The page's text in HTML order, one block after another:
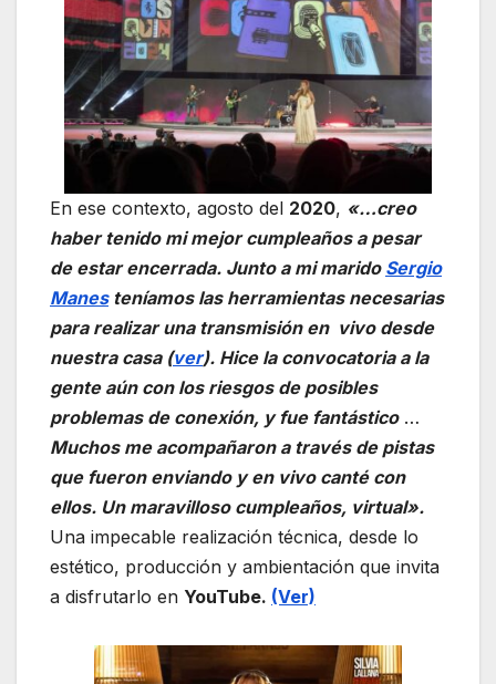
En ese contexto, agosto del 2020, «…creo
haber tenido mi mejor cumpleaños a pesar
de estar encerrada. Junto a mi marido Sergio
Manesteníamos las herramientas necesarias
para realizar una transmisión en vivo desde
nuestra casa (ver). Hice la convocatoria a la
gente aún con los riesgos de posibles
problemas de conexión, y fue fantástico…
Muchos me acompañaron a través de pistas
que fueron enviando y en vivo canté con
ellos. Un maravilloso cumpleaños, virtual».
Una impecable realización técnica, desde lo
estético, producción y ambientación que invita
a disfrutarlo en YouTube. (Ver)